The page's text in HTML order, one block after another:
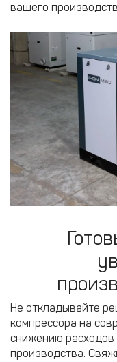
вашего
Не откладывайте
компрессора на
снижению
производства.